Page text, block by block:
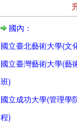
國內：
國立臺北藝術大學(文
國立臺灣藝術大學(藝
班)
國立成功大學(管理學
程)